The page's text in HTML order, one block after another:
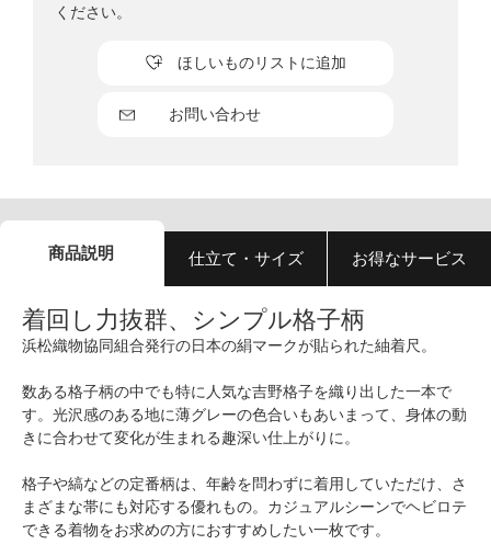
お問い合わせ
ほしいものリストに追加
ください。
商品説明 仕立て・サイズ お得なサービス
着回し力抜群、シンプル格子柄
浜松織物協同組合発行の日本の絹マークが貼られた紬着尺。
数ある格子柄の中でも特に人気な吉野格子を織り出した一本で
す。光沢感のある地に薄グレーの色合いもあいまって、身体の動
きに合わせて変化が生まれる趣深い仕上がりに。
格子や縞などの定番柄は、年齢を問わずに着用していただけ、さ
まざまな帯にも対応する優れもの。カジュアルシーンでヘビロテ
できる着物をお求めの方におすすめしたい一枚です。